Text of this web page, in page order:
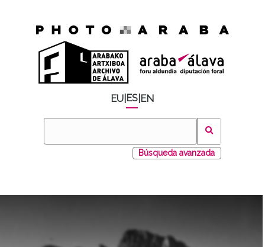
EU ES EN
Búsqueda avanzada